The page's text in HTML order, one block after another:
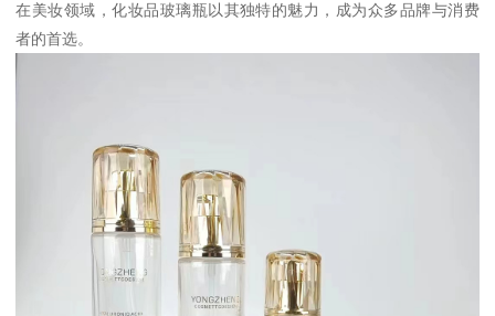
在美妆领域，化妆品玻璃瓶以其独特的魅力，成为众多品牌与消费
者的首选。